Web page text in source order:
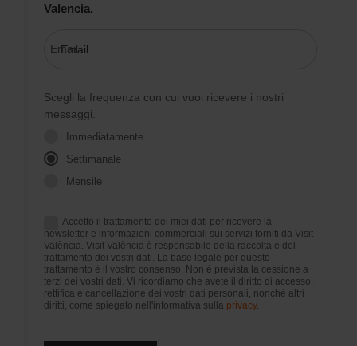
Valencia.
Email
Scegli la frequenza con cui vuoi ricevere i nostri
messaggi.
Immediatamente
Settimanale
Mensile
Accetto il trattamento dei miei dati per ricevere la
newsletter e informazioni commerciali sui servizi forniti da Visit
València. Visit València è responsabile della raccolta e del
trattamento dei vostri dati. La base legale per questo
trattamento è il vostro consenso. Non è prevista la cessione a
terzi dei vostri dati. Vi ricordiamo che avete il diritto di accesso,
rettifica e cancellazione dei vostri dati personali, nonché altri
diritti, come spiegato nell'informativa sulla privacy.